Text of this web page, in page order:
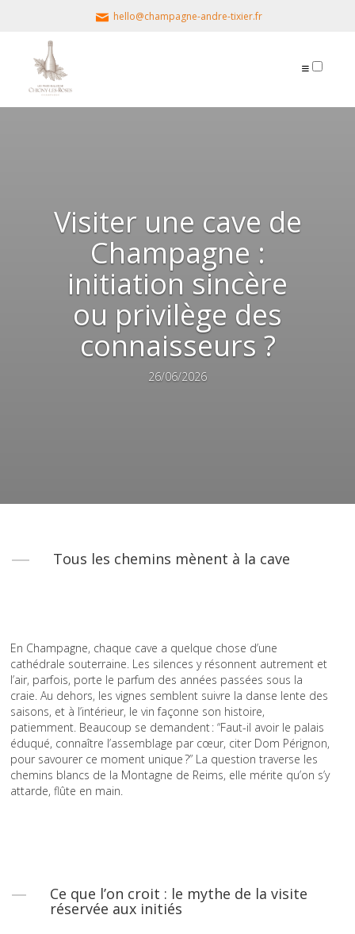
hello@champagne-andre-tixier.fr
Visiter une cave de
Champagne :
initiation sincère
ou privilège des
connaisseurs ?
26/06/2026
Tous les chemins mènent à la cave
En Champagne, chaque cave a quelque chose d’une
cathédrale souterraine. Les silences y résonnent autrement et
l’air, parfois, porte le parfum des années passées sous la
craie. Au dehors, les vignes semblent suivre la danse lente des
saisons, et à l’intérieur, le vin façonne son histoire,
patiemment. Beaucoup se demandent : “Faut-il avoir le palais
éduqué, connaître l’assemblage par cœur, citer Dom Pérignon,
pour savourer ce moment unique ?” La question traverse les
chemins blancs de la Montagne de Reims, elle mérite qu’on s’y
attarde, flûte en main.
Ce que l’on croit : le mythe de la visite
réservée aux initiés